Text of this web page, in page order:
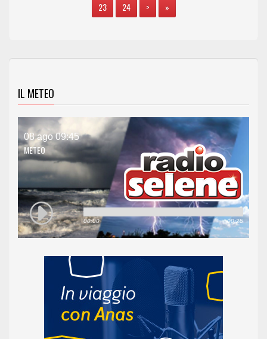
23
24 > »
IL METEO
08 ago 09:45
METEO
00:00 00:25